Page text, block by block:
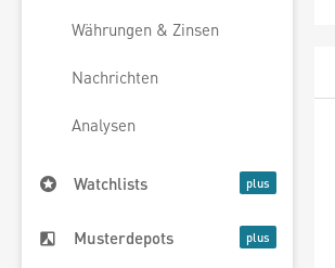
Währungen & Zinsen
Nachrichten
Analysen
Watchlists
Musterdepots